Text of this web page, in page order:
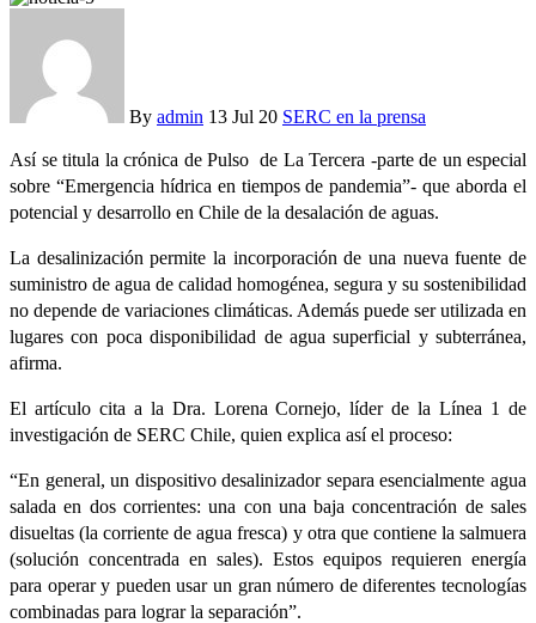
By admin 13 Jul 20 SERC en la prensa
Así se titula la crónica de Pulso de La Tercera -parte de un especial
sobre “Emergencia hídrica en tiempos de pandemia”- que aborda el
potencial y desarrollo en Chile de la desalación de aguas.
La desalinización permite la incorporación de una nueva fuente de
suministro de agua de calidad homogénea, segura y su sostenibilidad
no depende de variaciones climáticas. Además puede ser utilizada en
lugares con poca disponibilidad de agua superficial y subterránea,
afirma.
El artículo cita a la Dra. Lorena Cornejo, líder de la Línea 1 de
investigación de SERC Chile, quien explica así el proceso:
“En general, un dispositivo desalinizador separa esencialmente agua
salada en dos corrientes: una con una baja concentración de sales
disueltas (la corriente de agua fresca) y otra que contiene la salmuera
(solución concentrada en sales). Estos equipos requieren energía
para operar y pueden usar un gran número de diferentes tecnologías
combinadas para lograr la separación”.